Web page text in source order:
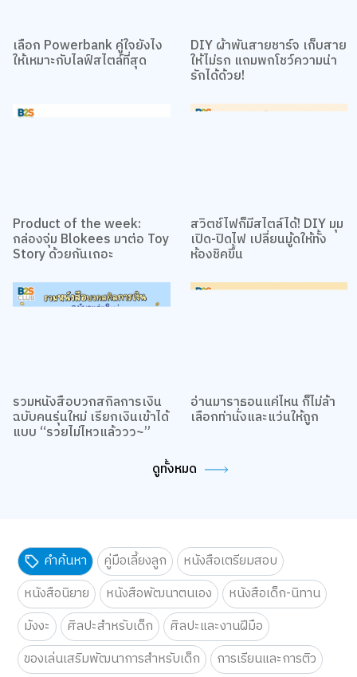
เลือก Powerbank คู่ใจยังไง
ให้เหมาะกับไลฟ์สไตล์ที่สุด
DIY ผ้าพันสายชาร์จ เก็บสาย
ให้ไม่รก แถมพกโชว์ความน่า
รักได้ด้วย!
Product of the week:
กล่องจุ่ม Blokees มาต่อ Toy
Story ด้วยกันเถอะ
สวิตช์ไฟก็มีสไตล์ได้! DIY มุม
เปิด-ปิดไฟ เปลี่ยนมู้ดให้ทั้ง
ห้องชิคขึ้น
รวมหนังสือบวกสกิลการเงิน
ฉบับคนรุ่นใหม่ เรียกเงินเข้าได้
แบบ “รวยไม่ไหวแล้ววว~”
อ่านมาราธอนแค่ไหน ก็ไม่ล้า
เลือกท่านั่งและแว่นให้ถูก
ดูทั้งหมด
คำค้นหา คู่มือเลี้ยงลูก
หนังสือเตรียมสอบ
หนังสือนิยาย
หนังสือพัฒนาตนเอง
หนังสือเด็ก-นิทาน
มังงะ
ศิลปะสำหรับเด็ก
ศิลปะและงานฝีมือ
ของเล่นเสริมพัฒนาการสำหรับเด็ก
การเรียนและการติว